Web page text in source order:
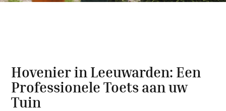
Hovenier in Leeuwarden: Een
Professionele Toets aan uw
Tuin